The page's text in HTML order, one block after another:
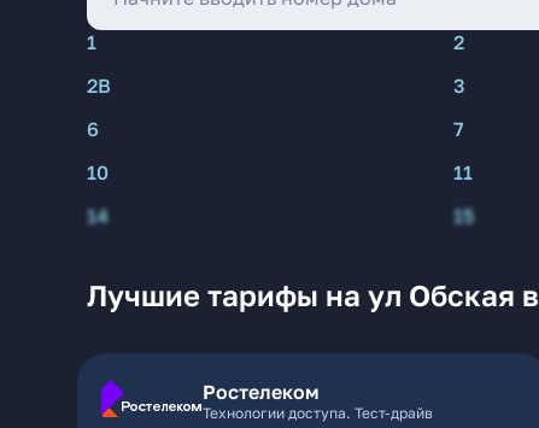
1 2
2В
3
6
7
10
11
14
15
Лучшие тарифы на ул Обская
Ростелеком
Технологии доступа. Тест-драйв